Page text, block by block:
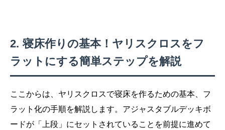
寝床作りの基本！ヤリスクロスをフ
ラットにする簡単ステップを解説
ここからは、ヤリスクロスで寝床を作るための基本、フ
ラット化の手順を解説します。アジャスタブルデッキボ
ードが「上段」にセットされていることを前提に進めて